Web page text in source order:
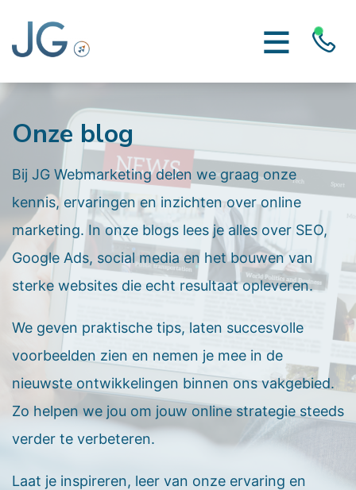
Onze blog
Bij JG Webmarketing delen we graag onze
kennis, ervaringen en inzichten over online
marketing. In onze blogs lees je alles over SEO,
Google Ads, social media en het bouwen van
sterke websites die echt resultaat opleveren.
We geven praktische tips, laten succesvolle
voorbeelden zien en nemen je mee in de
nieuwste ontwikkelingen binnen ons vakgebied.
Zo helpen we jou om jouw online strategie steeds
verder te verbeteren.
Laat je inspireren, leer van onze ervaring en